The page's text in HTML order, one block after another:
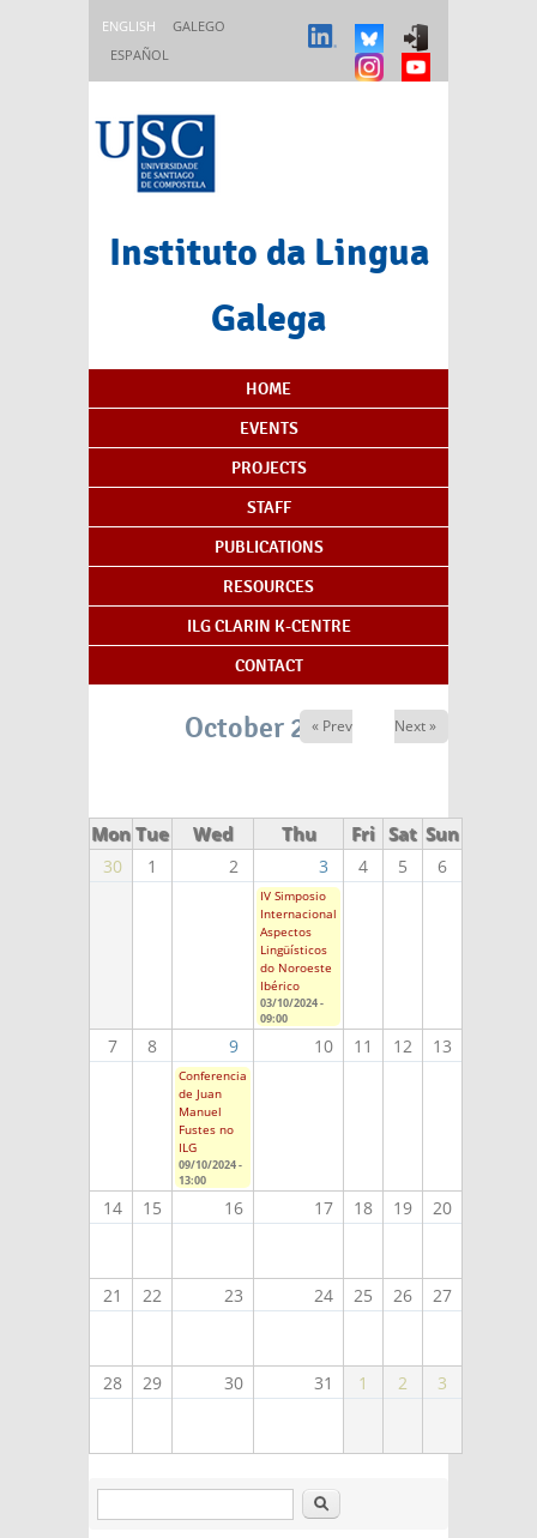
ENGLISH
GALEGO
ESPAÑOL
Instituto da Lingua
Galega
Content Index
HOME
EVENTS
PROJECTS
STAFF
PUBLICATIONS
RESOURCES
ILG CLARIN K-CENTRE
CONTACT
October 2024
« Prev Next »
MonTue Wed Thu Fri Sat Sun
30 1 2 3 4 5 6
IV Simposio
Internacional
Aspectos
Lingüísticos
do Noroeste
Ibérico
03/10/2024 -
09:00
7 8 9 10 11 12 13
Conferencia
de Juan
Manuel
Fustes no
ILG
09/10/2024 -
13:00
14 15 16 17 18 19 20
21 22 23 24 25 26 27
28 29 30 31 1 2 3
Search